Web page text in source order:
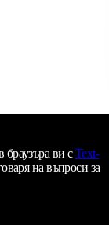
браузъра ви сText-
на въпроси за